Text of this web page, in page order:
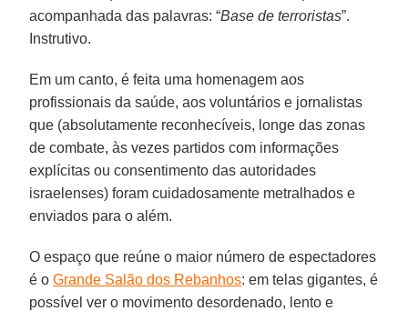
acompanhada das palavras: “Base de terroristas”.
Instrutivo.
Em um canto, é feita uma homenagem aos
profissionais da saúde, aos voluntários e jornalistas
que (absolutamente reconhecíveis, longe das zonas
de combate, às vezes partidos com informações
explícitas ou consentimento das autoridades
israelenses) foram cuidadosamente metralhados e
enviados para o além.
O espaço que reúne o maior número de espectadores
é oGrande Salão dos Rebanhos: em telas gigantes, é
possível ver o movimento desordenado, lento e